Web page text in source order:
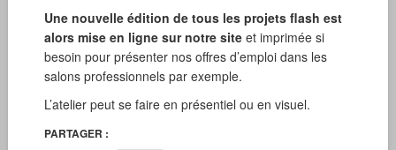
Une nouvelle édition de tous les projets flash est
alors mise en ligne sur notre siteet imprimée si
besoin pour présenter nos offres d’emploi dans les
salons professionnels par exemple.
L’atelier peut se faire en présentiel ou en visuel.
PARTAGER :